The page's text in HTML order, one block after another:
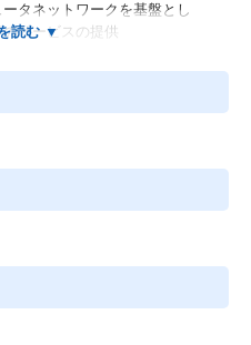
タネットワークを基盤とし
サービスの提供
・分析、情報処理システムの